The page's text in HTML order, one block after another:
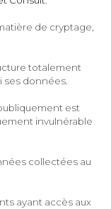
de cryptage,
totalement
ses données.
est
invulnérable
collectées au
ayant accès aux